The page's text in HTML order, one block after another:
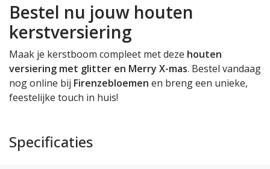
Bestel nu jouw houten
kerstversiering
Maak je kerstboom compleet met deze houten
versiering met glitter en Merry X-mas. Bestel vandaag
nog online bij Firenzebloemen en breng een unieke,
feestelijke touch in huis!
Specificaties